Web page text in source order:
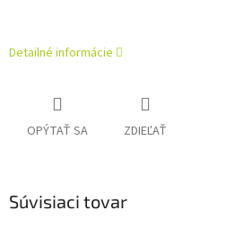
Detailné informácie
OPÝTAŤ SA ZDIEĽAŤ
Súvisiaci tovar